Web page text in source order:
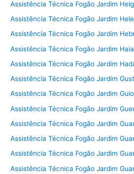
Assistência Técnica Fogão Jardim
Assistência Técnica Fogão Jardim
Assistência Técnica Fogão Jardim
Assistência Técnica Fogão Jardim
Assistência Técnica Fogão Jardim
Assistência Técnica Fogão Jardim
Assistência Técnica Fogão Jardim
Assistência Técnica Fogão Jardim
Assistência Técnica Fogão Jardim
Assistência Técnica Fogão Jardim
Assistência Técnica Fogão Jardim
Assistência Técnica Fogão Jardim